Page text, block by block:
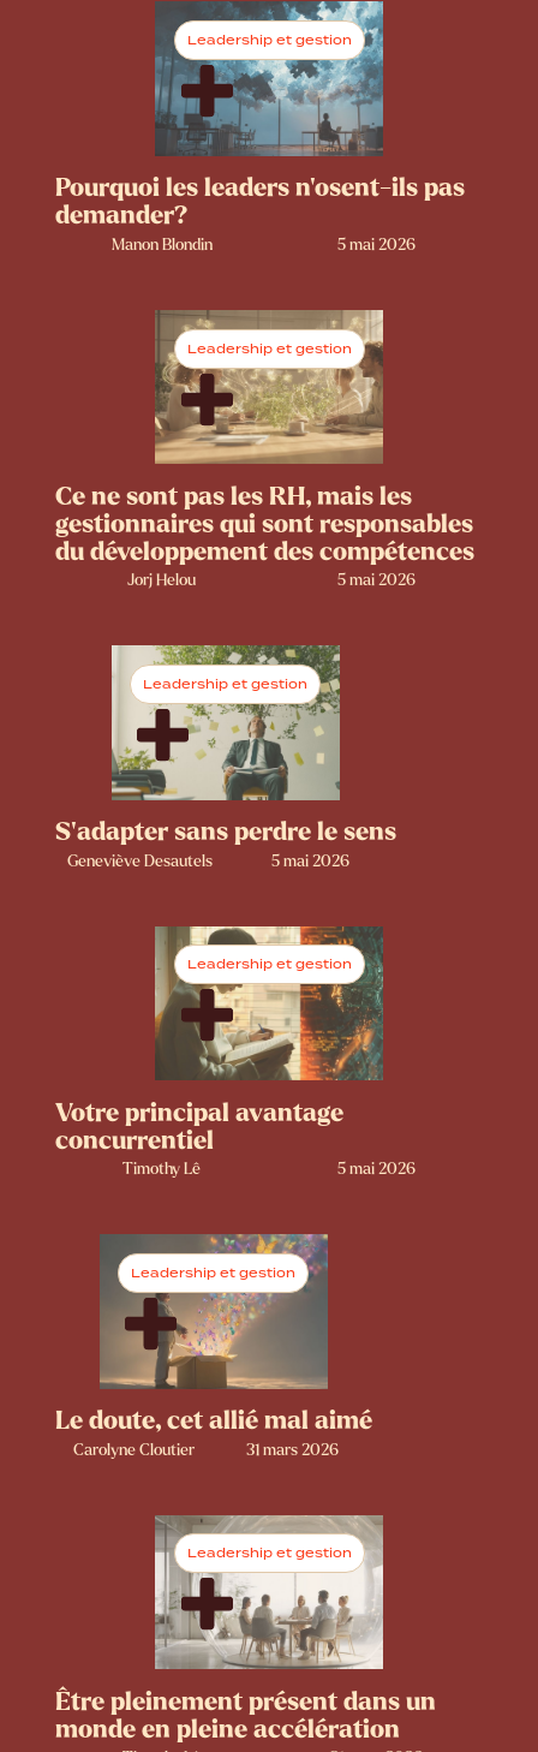
Leadership et gestion
Pourquoi les leaders n’osent-ils pas
demander?
Manon Blondin 5 mai 2026
Leadership et gestion
Ce ne sont pas les RH, mais les
gestionnaires qui sont responsables
du développement des compétences
Jorj Helou 5 mai 2026
Leadership et gestion
S’adapter sans perdre le sens
Geneviève Desautels 5 mai 2026
Leadership et gestion
Votre principal avantage
concurrentiel
Timothy Lê 5 mai 2026
Leadership et gestion
Le doute, cet allié mal aimé
Carolyne Cloutier 31 mars 2026
Leadership et gestion
Être pleinement présent dans un
monde en pleine accélération